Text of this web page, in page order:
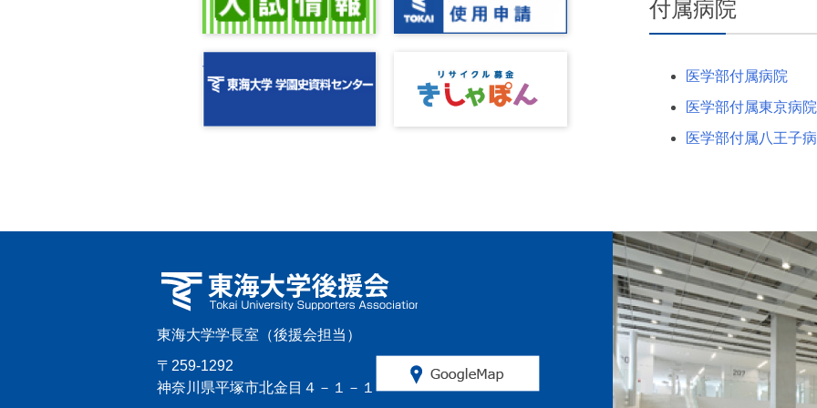
付属病院
医学部付属病院
医学部付属東京病院
医学部付属八王子
東海大学学長室（後援会担当）
〒259-1292
神奈川県平塚市北金目４－１－１